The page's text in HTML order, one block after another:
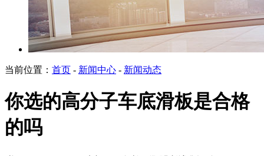
当前位置： 首页 - 新闻中心 - 新闻动态
你选的高分子车底滑板是合格
的吗